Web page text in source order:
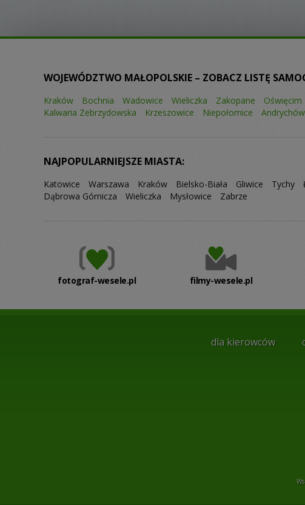
WOJEWÓDZTWO MAŁOPOLSKIE – ZOBACZ LISTĘ
Kraków Bochnia Wadowice Wieliczka Zakopane Oświęcim
Kalwaria Zebrzydowska
Krzeszowice Niepołomice Andrychów
NAJPOPULARNIEJSZE MIASTA:
Katowice Warszawa Kraków Bielsko-Biała Gliwice Tychy
Dąbrowa Górnicza
Wieliczka Mysłowice Zabrze
fotograf-wesele.pl filmy-wesele.pl
dla kierowców